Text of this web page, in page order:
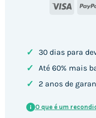
Visa
✓ 30 dias para
✓ Até 60% mais
✓ 2 anos de
i O que é um